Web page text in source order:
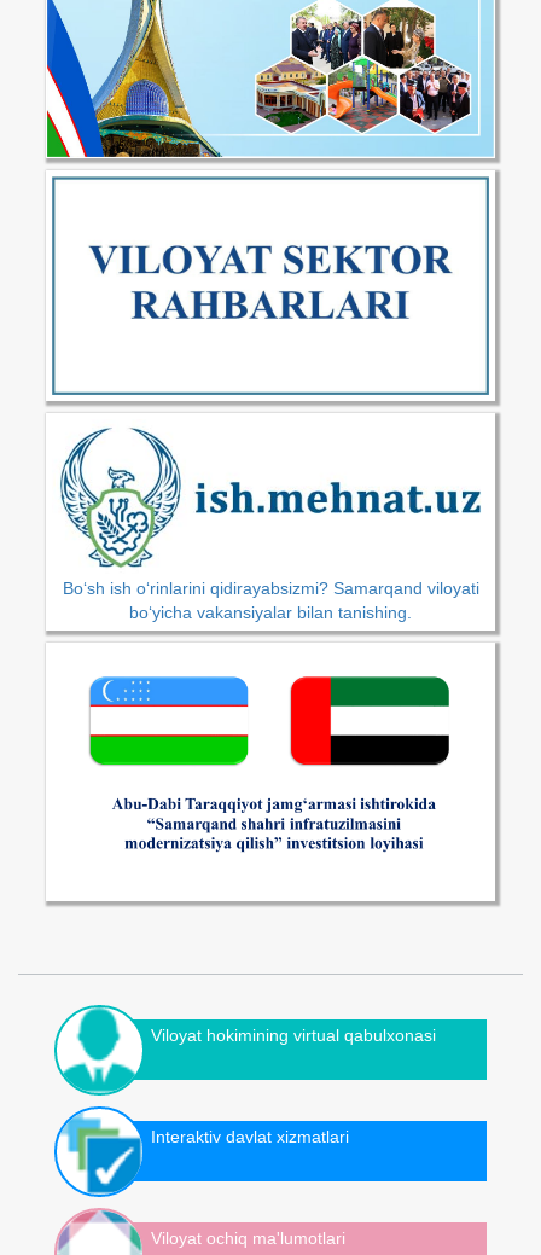
Bo‘sh ish o‘rinlarini qidirayabsizmi? Samarqand viloyati
bo‘yicha vakansiyalar bilan tanishing.
Viloyat hokimining virtual qabulxonasi
Interaktiv davlat xizmatlari
Viloyat ochiq ma'lumotlari